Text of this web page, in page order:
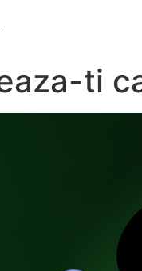
ti